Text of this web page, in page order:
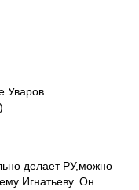
Уваров.
делает РУ,можно
Игнатьеву. Он